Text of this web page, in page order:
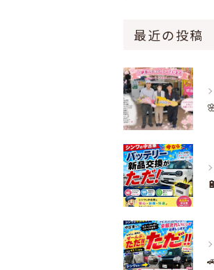
最近の投稿